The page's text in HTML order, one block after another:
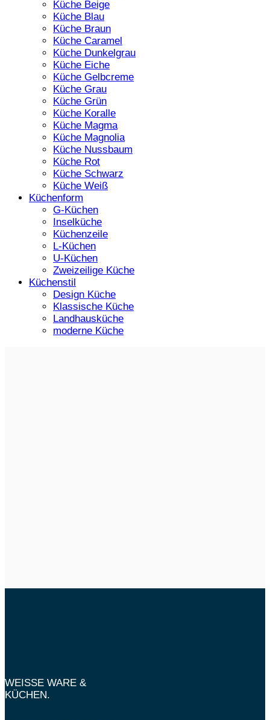
Küche Beige
Küche Blau
Küche Braun
Küche Caramel
Küche Dunkelgrau
Küche Eiche
Küche Gelbcreme
Küche Grau
Küche Grün
Küche Koralle
Küche Magma
Küche Magnolia
Küche Nussbaum
Küche Rot
Küche Schwarz
Küche Weiß
Küchenform
G-Küchen
Inselküche
Küchenzeile
L-Küchen
U-Küchen
Zweizeilige Küche
Küchenstil
Design Küche
Klassische Küche
Landhausküche
moderne Küche
WEISSE WARE &
KÜCHEN.